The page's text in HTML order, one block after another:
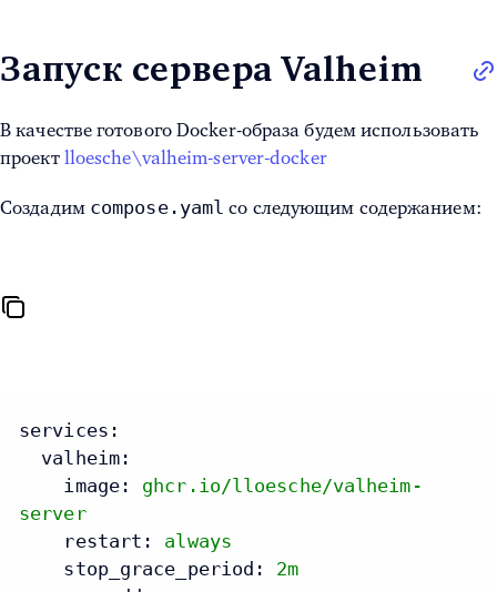
Запуск сервера Valheim
В качестве готового Docker-образа будем использовать
проект lloesche\valheim-server-docker
Создадим compose.yaml со следующим содержанием:
services:
valheim:
image:
ghcr.io/lloesche/valheim-
server
restart:
always
stop_grace_period:
2m